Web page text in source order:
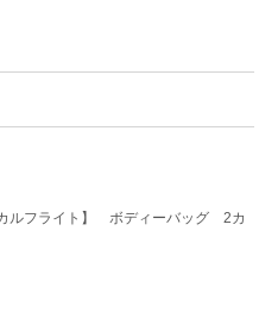
カルフライト】 ボディーバッグ 2カ